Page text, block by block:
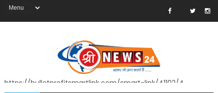
https://bulletprofitsmartlink.com/smart-link/41102/4